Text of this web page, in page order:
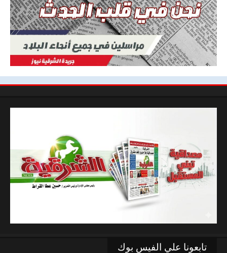
تابعونا علي الفيس بوك